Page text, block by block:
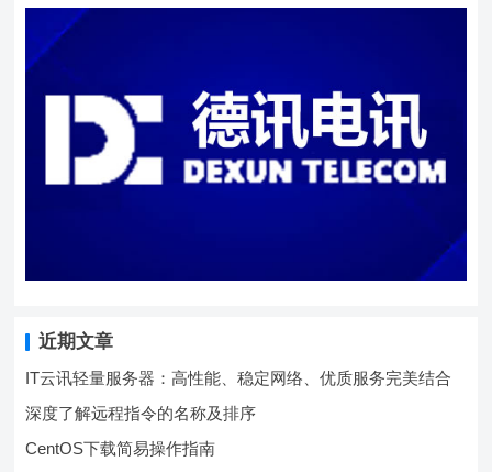
近期文章
IT云讯轻量服务器：高性能、稳定网络、优质服务完美结合
深度了解远程指令的名称及排序
CentOS下载简易操作指南